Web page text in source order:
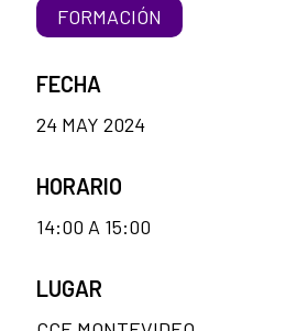
FORMACIÓN
FECHA
24 MAY 2024
HORARIO
14:00 A 15:00
LUGAR